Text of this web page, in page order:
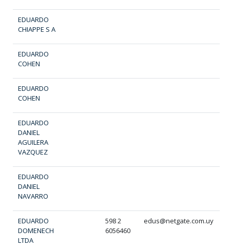
EDUARDO
CHIAPPE S A
EDUARDO
COHEN
EDUARDO
COHEN
EDUARDO
DANIEL
AGUILERA
VAZQUEZ
EDUARDO
DANIEL
NAVARRO
EDUARDO
DOMENECH
LTDA
598 2
6056460
edus@netgate.com.uy